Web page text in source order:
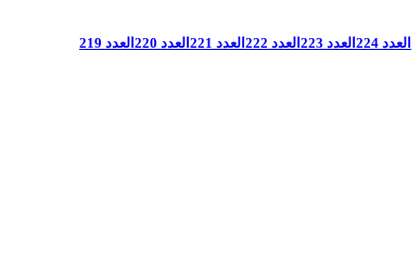
العدد 224 العدد 223 العدد 222 العدد 221 العدد 220 العدد 219